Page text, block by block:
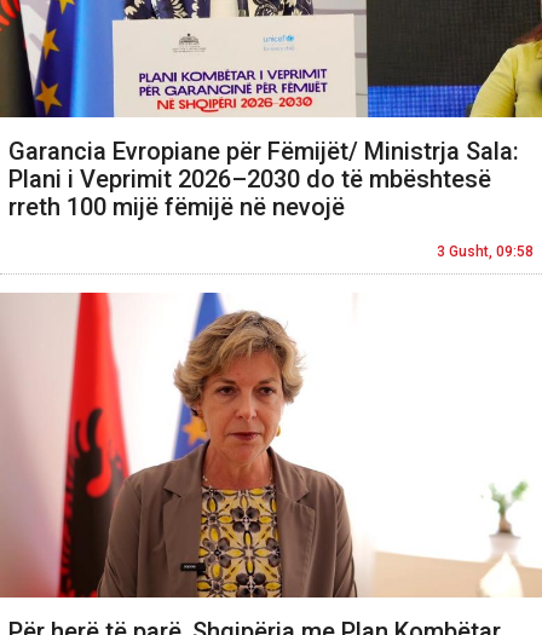
Garancia Evropiane për Fëmijët/ Ministrja Sala:
Plani i Veprimit 2026–2030 do të mbështesë
rreth 100 mijë fëmijë në nevojë
3 Gusht, 09:58